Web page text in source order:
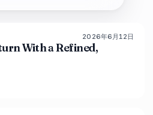
LIVE BRIEF
2026年6月12日
With a Refined,